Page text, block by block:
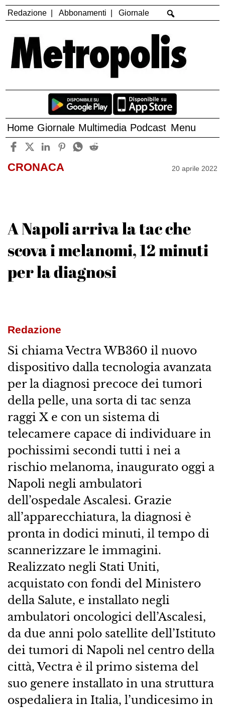
Redazione Abbonamenti Giornale
Home Giornale Multimedia Podcast Menu
CRONACA 20 aprile 2022
A Napoli arriva la tac che
scova i melanomi, 12 minuti
per la diagnosi
Redazione
Si chiama Vectra WB360 il nuovo
dispositivo dalla tecnologia avanzata
per la diagnosi precoce dei tumori
della pelle, una sorta di tac senza
raggi X e con un sistema di
telecamere capace di individuare in
pochissimi secondi tutti i nei a
rischio melanoma, inaugurato oggi a
Napoli negli ambulatori
dell’ospedale Ascalesi. Grazie
all’apparecchiatura, la diagnosi è
pronta in dodici minuti, il tempo di
scannerizzare le immagini.
Realizzato negli Stati Uniti,
acquistato con fondi del Ministero
della Salute, e installato negli
ambulatori oncologici dell’Ascalesi,
da due anni polo satellite dell’Istituto
dei tumori di Napoli nel centro della
città, Vectra è il primo sistema del
suo genere installato in una struttura
ospedaliera in Italia, l’undicesimo in